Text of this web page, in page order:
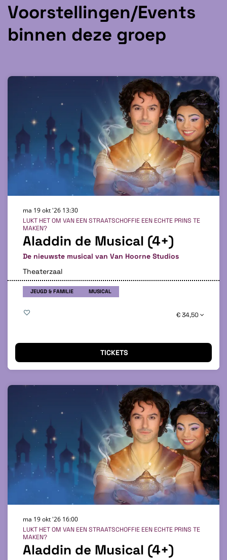
Voorstellingen/Events
binnen deze groep
Aladdin de Musical (4+)
De nieuwste musical van Van Hoorne Studios
LUKT HET OM VAN EEN STRAATSCHOFFIE EEN ECHTE PRINS TE
MAKEN?
ma 19 okt '26 13:30
Theaterzaal
JEUGD & FAMILIE MUSICAL
€ 34,50
TICKETS
Aladdin de Musical (4+)
LUKT HET OM VAN EEN STRAATSCHOFFIE EEN ECHTE PRINS TE
MAKEN?
ma 19 okt '26 16:00